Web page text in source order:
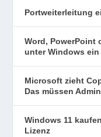
Portweiterleitung
Word, PowerPoint
unter Windows
Microsoft zieht
Das müssen
Windows 11
Lizenz